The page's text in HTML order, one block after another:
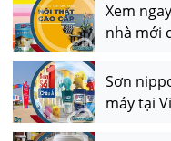
Xem
nhà mới
Sơn
máy tại